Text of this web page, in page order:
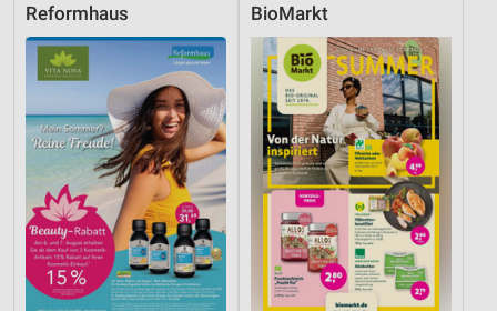
Reformhaus BioMarkt
Nicht-IAB-Verarbeitungszwecke:
Notwendig
Performance
Funktional
Werbung